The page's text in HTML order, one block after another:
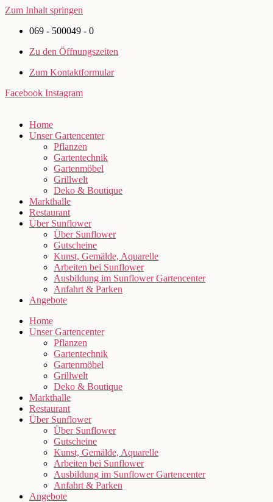
Zum Inhalt springen
069 - 500049 - 0
Zu den Öffnungszeiten
Zum Kontaktformular
Facebook Instagram
Home
Unser Gartencenter
Pflanzen
Gartentechnik
Gartenmöbel
Grillwelt
Deko & Boutique
Markthalle
Restaurant
Über Sunflower
Über Sunflower
Gutscheine
Kunst, Gemälde, Aquarelle
Arbeiten bei Sunflower
Ausbildung im Sunflower Gartencenter
Anfahrt & Parken
Angebote
Home
Unser Gartencenter
Pflanzen
Gartentechnik
Gartenmöbel
Grillwelt
Deko & Boutique
Markthalle
Restaurant
Über Sunflower
Über Sunflower
Gutscheine
Kunst, Gemälde, Aquarelle
Arbeiten bei Sunflower
Ausbildung im Sunflower Gartencenter
Anfahrt & Parken
Angebote